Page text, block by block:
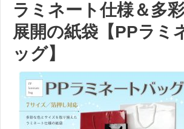
ラミネート仕様＆多
展開の紙袋【PPラミ
ッグ】